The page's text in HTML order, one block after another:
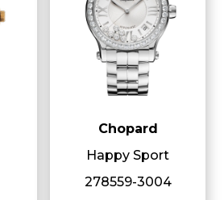
Chopard
Happy Sport
278559-3004